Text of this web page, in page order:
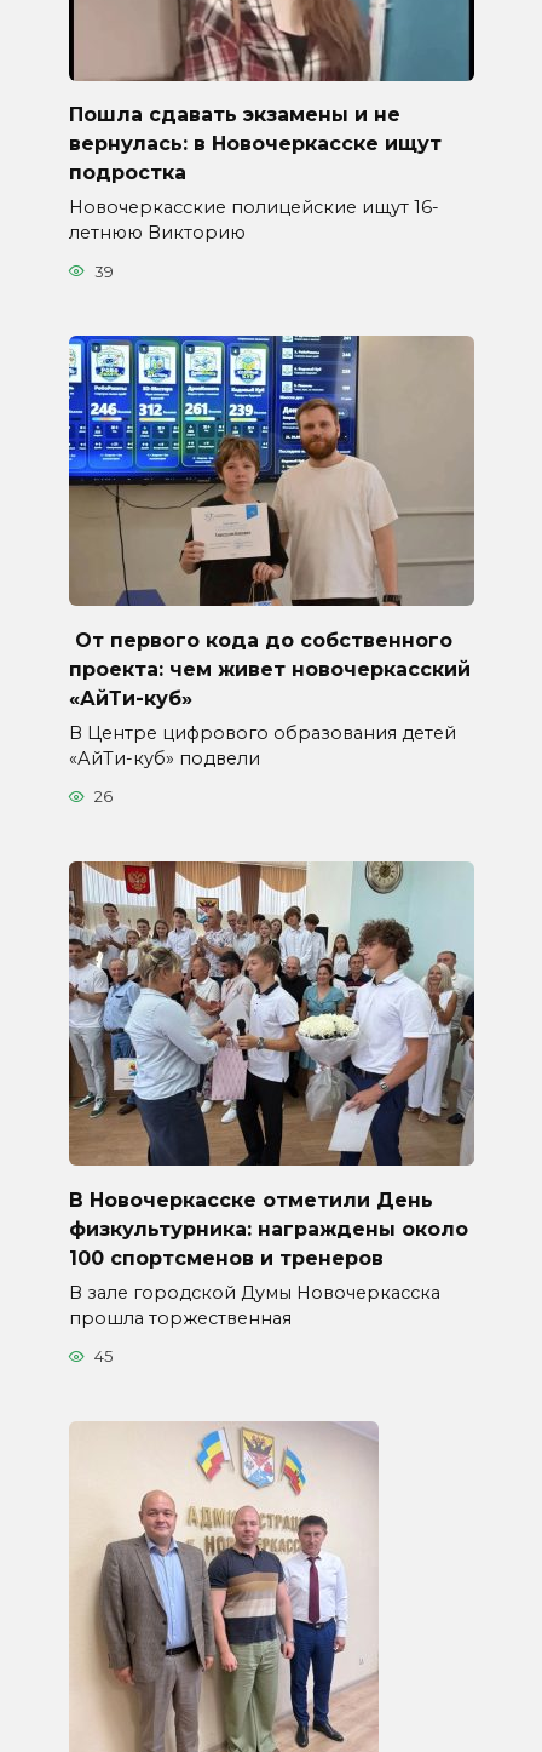
Пошла сдавать экзамены и не
вернулась: в Новочеркасске ищут
подростка
Новочеркасские полицейские ищут 16-
летнюю Викторию
39
От первого кода до собственного
проекта: чем живет новочеркасский
«АйТи-куб»
В Центре цифрового образования детей
«АйТи-куб» подвели
26
В Новочеркасске отметили День
физкультурника: награждены около
100 спортсменов и тренеров
В зале городской Думы Новочеркасска
прошла торжественная
45